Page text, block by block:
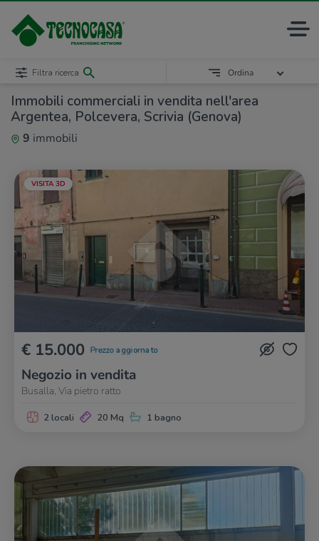
Immobili commerciali in vendita nell'area
Argentea, Polcevera, Scrivia (Genova)
9 immobili
Filtra ricerca Ordina
VISITA 3D
€ 15.000Prezzo aggiornato
Negozio in vendita
Busalla, Via pietro ratto
2 locali 20 Mq 1 bagno